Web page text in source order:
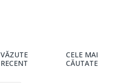
VĂZUTE
RECENT
CELE MAI
CĂUTATE